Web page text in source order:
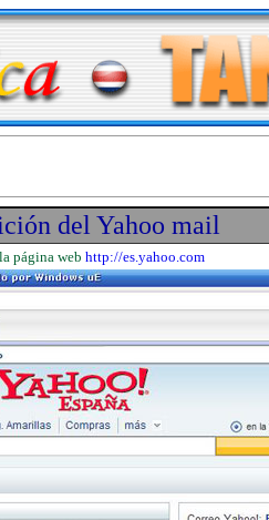
del Yahoo mail
página web http://es.yahoo.com